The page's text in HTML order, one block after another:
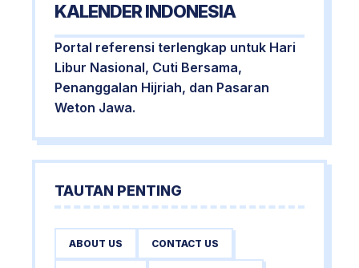
KALENDER INDONESIA
Portal referensi terlengkap untuk Hari
Libur Nasional, Cuti Bersama,
Penanggalan Hijriah, dan Pasaran
Weton Jawa.
TAUTAN PENTING
ABOUT US CONTACT US